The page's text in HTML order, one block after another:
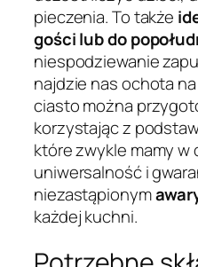
pieczenia. To także
gości lub do
niespodziewanie
najdzie nas ochota
ciasto można
korzystając z
które zwykle mamy w
uniwersalność i
niezastąpionym
każdej kuchni.